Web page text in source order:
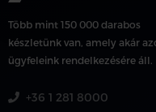
Több mint 150 000 darabos
készletünk van, amely akár
ügyfeleink rendelkezésére áll.
+36 1 281 8000